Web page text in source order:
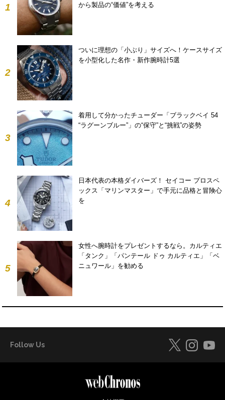
1
から製品の“価値”を考える
2
ついに理想の「小ぶり」サイズへ！ケースサイズ
を小型化した名作・新作腕時計5選
3
着用して分かったチューダー「ブラックベイ 54
“ラグーンブルー”」の“保守”と“挑戦”の姿勢
4
日本代表の本格ダイバーズ！ セイコー プロスペ
ックス「マリンマスター」で手元に品格と冒険心
を
5
女性へ腕時計をプレゼントするなら。カルティエ
「タンク」「パンテール ドゥ カルティエ」「ベ
ニュワール」を勧める
Follow Us